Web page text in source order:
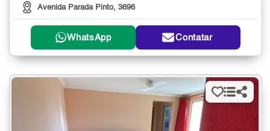
Avenida Parada Pinto, 3696
WhatsApp Contatar